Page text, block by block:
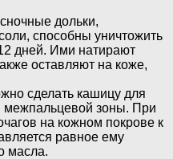
дольки,
способны уничтожить
дней. Ими натирают
оставляют на коже,
сделать кашицу для
зоны. При
на кожном покрове к
равное ему
масла.